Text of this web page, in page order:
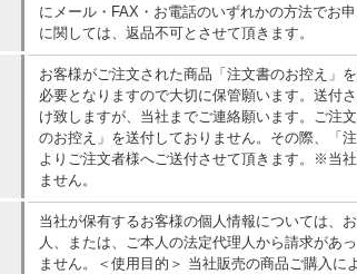
にメール・FAX・お電話のいずれかの方法でお
に関しては、返品不可とさせて頂きます。
お客様がご注文された商品「注文書のお控え」
必要となりますので大切に保管願います。送付
け致しますが、当社までご連絡願います。ご注
のお控え」を送付しておりません。その際、「
よりご注文者様へご送付させて頂きます。※当
ません。
当社が保有するお客様の個人情報については、
人、または、ご本人の法定代理人から請求があ
ません。＜使用目的＞ 当社販売の商品ご購入に